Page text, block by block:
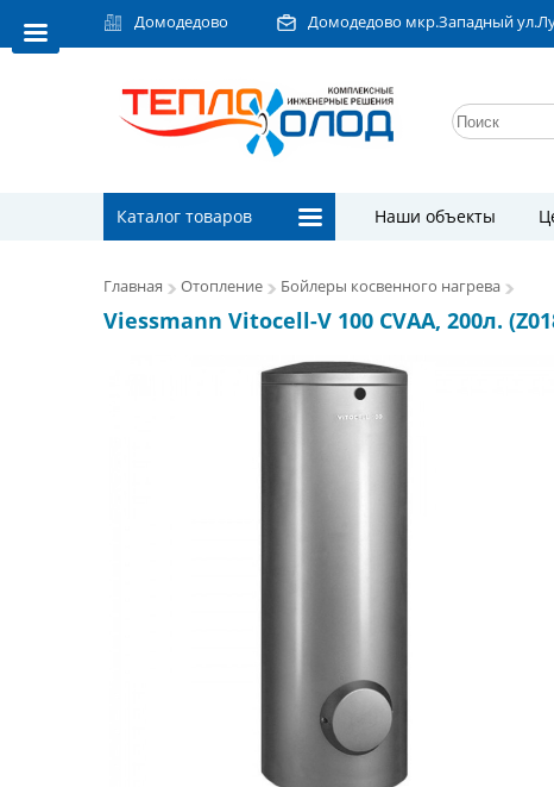
Домодедово Домодедово мкр.Западный
Каталог товаров Наши объекты
Главная Отопление Бойлеры косвенного нагрева
Viessmann Vitocell-V 100 CVAA, 200л.